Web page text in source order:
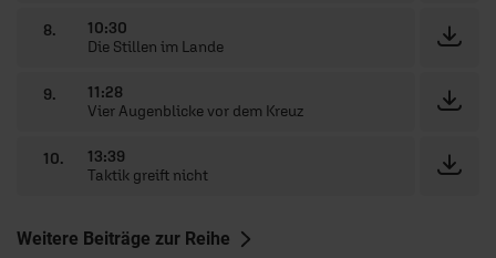
8.
10:30
Die Stillen im Lande
9.
11:28
Vier Augenblicke vor dem Kreuz
10.
13:39
Taktik greift nicht
Weitere Beiträge zur Reihe